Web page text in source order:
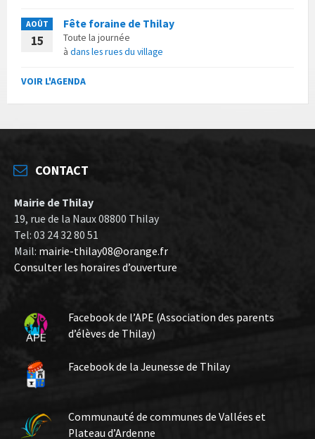
AOÛT
15
Fête foraine de Thilay
Toute la journée
à dans les rues du village
VOIR L'AGENDA
CONTACT
Mairie de Thilay
19, rue de la Naux 08800 Thilay
Tel: 03 24 32 80 51
Mail: mairie-thilay08@orange.fr
Consulter les horaires d’ouverture
Facebook de l’APE (Association des parents
d’élèves de Thilay)
Facebook de la Jeunesse de Thilay
Communauté de communes de Vallées et
Plateau d’Ardenne